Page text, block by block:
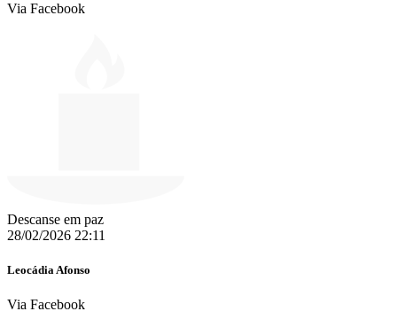
Via Facebook
Descanse em paz
28/02/2026 22:11
Leocádia Afonso
Via Facebook